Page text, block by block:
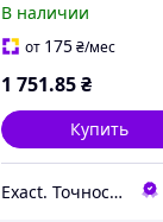
металлический,
черный) Buromax
В наличии
от 175₴/мес
1 751.85₴
Купить
Exact. Точность в работе. Свобода в творчестве.